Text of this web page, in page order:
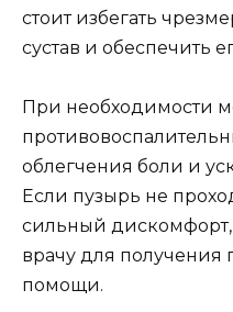
стоит избегать
сустав и обеспечить
При необходимости
облегчения боли и
Если пузырь не
сильный дискомфорт,
врачу для получения
помощи.